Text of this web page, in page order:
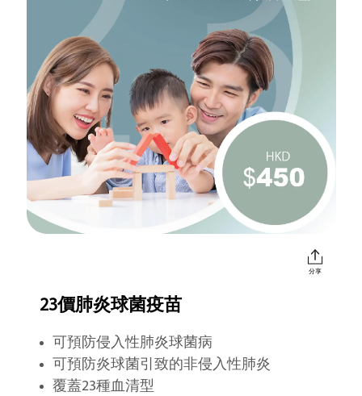
分享
23價肺炎球菌疫苗
可預防侵入性肺炎球菌病
可預防炎球菌引致的非侵入性肺炎
覆蓋23種血清型